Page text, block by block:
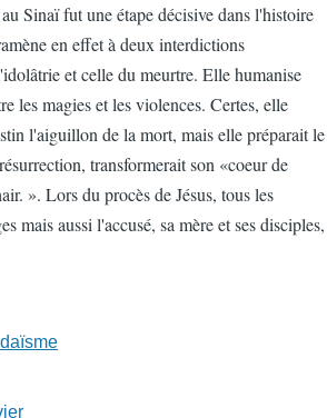
Sinaï fut une étape décisive dans l'histoire
en effet à deux interdictions
et celle du meurtre. Elle humanise
les magies et les violences. Certes, elle
l'aiguillon de la mort, mais elle préparait le
transformerait son «coeur de
». Lors du procès de Jésus, tous les
mais aussi l'accusé, sa mère et ses disciples,